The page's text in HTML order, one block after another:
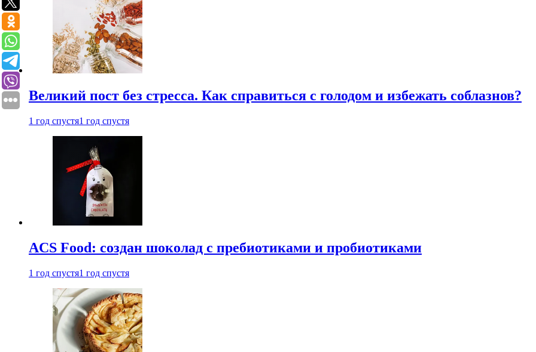
Великий пост без стресса. Как справиться с голодом и избежать соблазнов?
1 год спустя1 год спустя
ACS Food: создан шоколад с пребиотиками и пробиотиками
1 год спустя1 год спустя